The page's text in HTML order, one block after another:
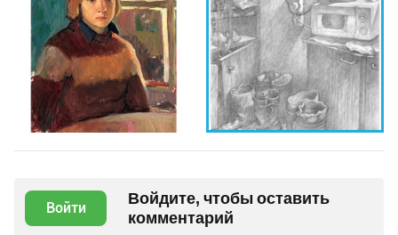
Войти
Войдите, чтобы оставить
комментарий